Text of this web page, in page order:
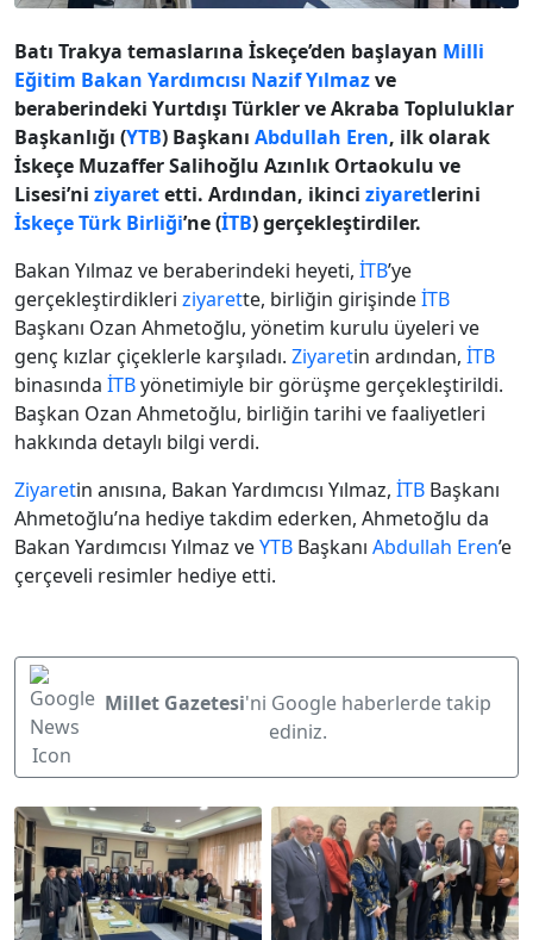
Batı Trakya temaslarına İskeçe’den başlayan Milli
Eğitim Bakan Yardımcısı Nazif Yılmazve
beraberindeki Yurtdışı Türkler ve Akraba Topluluklar
Başkanlığı (YTB) Başkanı Abdullah Eren, ilk olarak
İskeçe Muzaffer Salihoğlu Azınlık Ortaokulu ve
Lisesi’ni ziyaretetti. Ardından, ikinci ziyaretlerini
İskeçe Türk Birliği’ne (İTB) gerçekleştirdiler.
Bakan Yılmaz ve beraberindeki heyeti, İTB’ye
gerçekleştirdikleri ziyarette, birliğin girişindeİTB
Başkanı Ozan Ahmetoğlu, yönetim kurulu üyeleri ve
genç kızlar çiçeklerle karşıladı. Ziyaretin ardından, İTB
binasında İTByönetimiyle bir görüşme gerçekleştirildi.
Başkan Ozan Ahmetoğlu, birliğin tarihi ve faaliyetleri
hakkında detaylı bilgi verdi.
Ziyaretin anısına, Bakan Yardımcısı Yılmaz, İTB Başkanı
Ahmetoğlu’na hediye takdim ederken, Ahmetoğlu da
Bakan Yardımcısı Yılmaz veYTB Başkanı Abdullah Eren’e
çerçeveli resimler hediye etti.
Millet Gazetesi'ni Google haberlerde takip
ediniz.